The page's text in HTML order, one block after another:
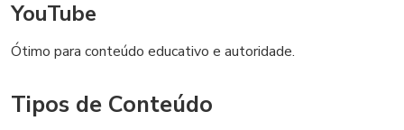
YouTube
Ótimo para conteúdo educativo e autoridade.
Tipos de Conteúdo